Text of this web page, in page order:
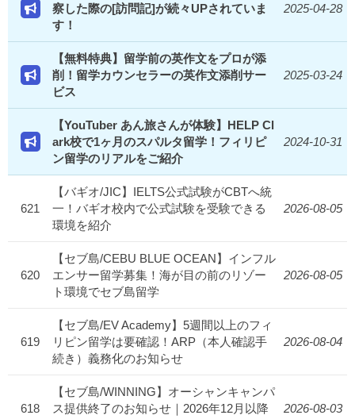
察した際の[訪問記]が続々UPされていま
す！
2025-04-28
【無料特典】留学前の英作文をプロが添
削！留学カウンセラーの英作文添削サー
ビス
2025-03-24
【YouTuber あん旅さんが体験】HELP Cl
ark校で1ヶ月のスパルタ留学！フィリピ
ン留学のリアルをご紹介
2024-10-31
621
【バギオ/JIC】IELTS公式試験がCBTへ統
一！バギオ校内で公式試験を受験できる
環境を紹介
2026-08-05
620
【セブ島/CEBU BLUE OCEAN】インフル
エンサー留学募集！海が目の前のリゾー
ト環境でセブ島留学
2026-08-05
619
【セブ島/EV Academy】5週間以上のフィ
リピン留学は要確認！ARP（本人確認手
続き）義務化のお知らせ
2026-08-04
618
【セブ島/WINNING】オーシャンキャンパ
ス提供終了のお知らせ｜2026年12月以降
2026-08-03